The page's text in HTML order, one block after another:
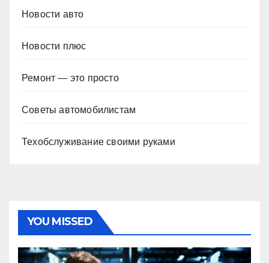
Новости авто
Новости плюс
Ремонт — это просто
Советы автомобилистам
Техобслуживание своими руками
YOU MISSED